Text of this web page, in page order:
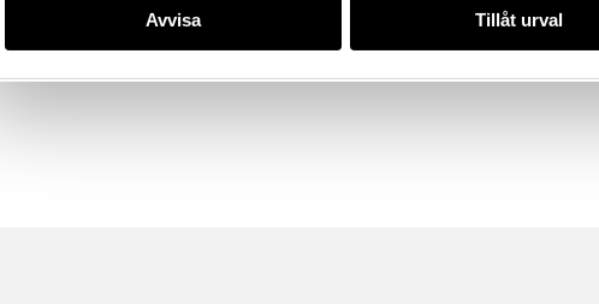
Avvisa Tillåt urval
på denna sida är fri att använda enligt licensen CC0.
Statens historiska museer.